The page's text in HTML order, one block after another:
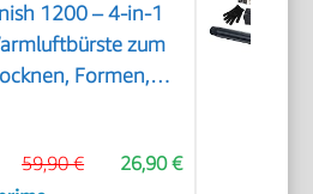
1200 – 4‑in‑1
zum
Formen,
&
26,90 €
59,90 €